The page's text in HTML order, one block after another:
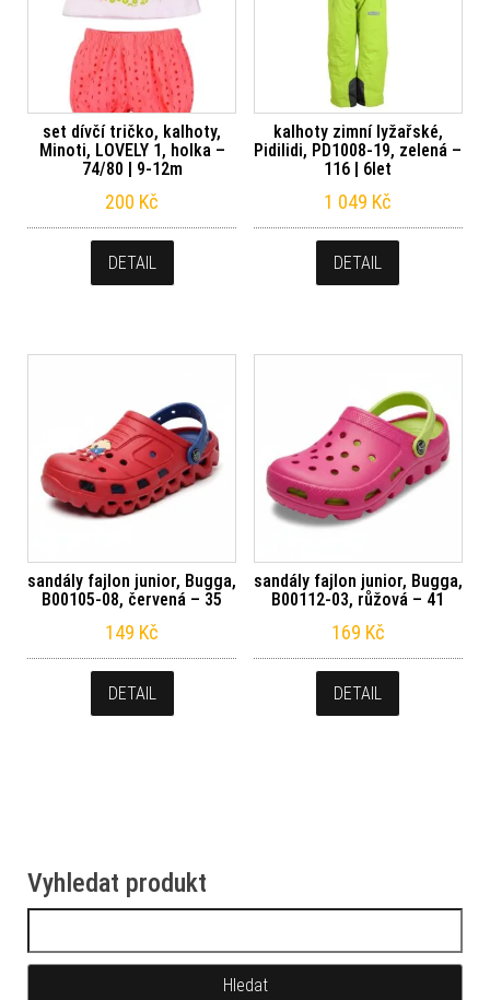
set dívčí tričko, kalhoty,
Minoti, LOVELY 1, holka –
74/80 | 9-12m
200 Kč
DETAIL
kalhoty zimní lyžařské,
Pidilidi, PD1008-19, zelená –
116 | 6let
1 049 Kč
DETAIL
sandály fajlon junior, Bugga,
B00105-08, červená – 35
149 Kč
DETAIL
sandály fajlon junior, Bugga,
B00112-03, růžová – 41
169 Kč
DETAIL
Vyhledat produkt